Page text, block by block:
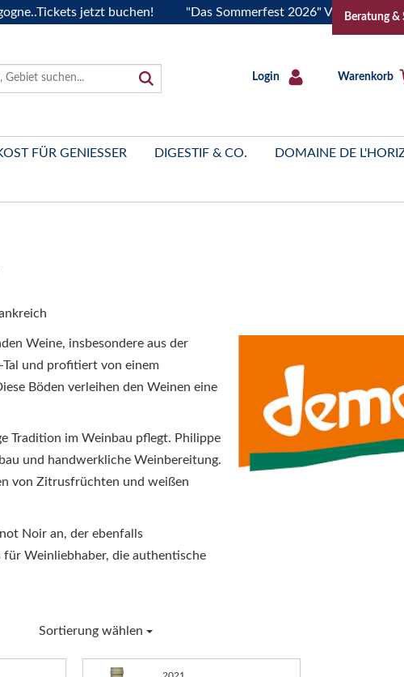
jetzt buchen! "Das Sommerfest 2026" Vive la Beratung
Login Warenkorb
FÜR GENIESSER DIGESTIF & CO. DOMAINE DE
Weine, insbesondere aus der
und profitiert von einem
Böden verleihen den Weinen eine
Tradition im Weinbau pflegt. Philippe
und handwerkliche Weinbereitung.
von Zitrusfrüchten und weißen
Noir an, der ebenfalls
Weinliebhaber, die authentische
Sortierung wählen
2021